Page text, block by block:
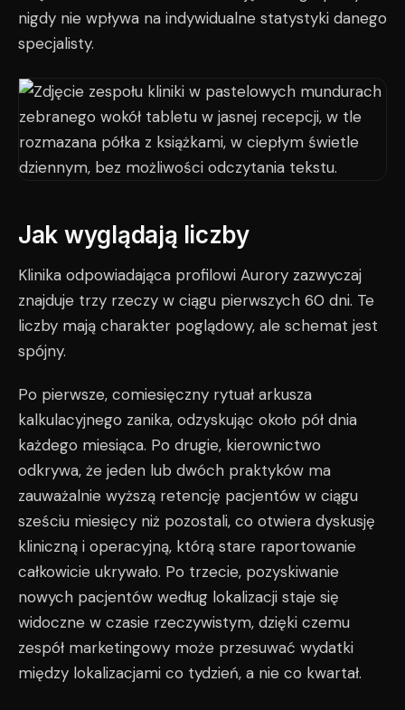
nigdy nie wpływa na indywidualne statystyki danego
specjalisty.
Jak wyglądają liczby
Klinika odpowiadająca profilowi Aurory zazwyczaj
znajduje trzy rzeczy w ciągu pierwszych 60 dni. Te
liczby mają charakter poglądowy, ale schemat jest
spójny.
Po pierwsze, comiesięczny rytuał arkusza
kalkulacyjnego zanika, odzyskując około pół dnia
każdego miesiąca. Po drugie, kierownictwo
odkrywa, że jeden lub dwóch praktyków ma
zauważalnie wyższą retencję pacjentów w ciągu
sześciu miesięcy niż pozostali, co otwiera dyskusję
kliniczną i operacyjną, którą stare raportowanie
całkowicie ukrywało. Po trzecie, pozyskiwanie
nowych pacjentów według lokalizacji staje się
widoczne w czasie rzeczywistym, dzięki czemu
zespół marketingowy może przesuwać wydatki
między lokalizacjami co tydzień, a nie co kwartał.